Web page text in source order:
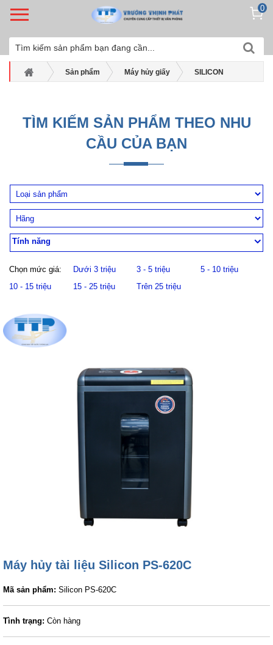
0
Sản phẩm Máy hủy giấy SILICON
TÌM KIẾM SẢN PHẨM THEO NHU
CẦU CỦA BẠN
Tính năng
Chọn mức giá: Dưới 3 triệu 3 - 5 triệu
5 - 10 triệu
10 - 15 triệu
15 - 25 triệu Trên 25 triệu
Máy hủy tài liệu Silicon PS-620C
Mã sản phẩm: Silicon PS-620C
Tình trạng: Còn hàng